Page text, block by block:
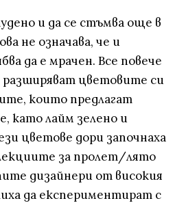
и да се стъмва още в
не означава, че и
да е мрачен. Все повече
разширяват цветовите си
които предлагат
като лайм зелено и
цветове дори започнаха
за пролет/лято
дизайнери от високия
да експериментират с